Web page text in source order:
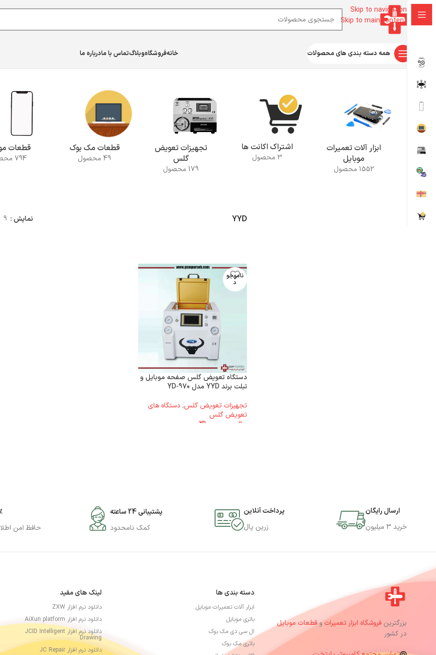
Skip to navigation
Skip to main content
همه دسته بندی های محصولات خانهفروشگاهوبلاگتماس با مادرباره ما
خانه
ابزار آلات تعمیرات
موبایل
1552 محصول
اشتراک اکانت ها
3 محصول
تجهیزات تعویض
گلس
179 محصول
قطعات مک بوک
49 محصول
قطعات
794 محصول
YYD نمایش 9
ناموجو
د
دستگاه تعویض گلس صفحه موبایل و
تبلت برند YYD مدل YD-970
تجهیزات تعویض گلس, دستگاه های
تعویض گلس
ریال
ارسال رایگان
خرید 3 میلیون
پرداخت آنلاین
زرین پال
پشتیبانی 24 ساعته
کمک نامحدود
حافظ امن
بزرگترین فروشگاه ابزار تعمیراتوقطعات موبایل
در کشور
دسته بندی ها
ابزار آلات تعمیرات موبایل
باتری موبایل
ال سی دی مک بوک
باتری مک بوک
لینک های مفید
دانلود نرم افزار ZXW
دانلود نرم افزار AiXun platform
دانلود نرم افزار JCID Intelligent
Drawing
دانلود نرم افزار JC Repair